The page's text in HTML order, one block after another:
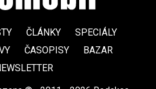
ČLÁNKY
SPECIÁLY
ČASOPISY
BAZAR